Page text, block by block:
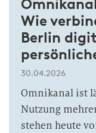
Wie
Berlin
30.04.2026
Omnikanal ist
Nutzung
stehen heute